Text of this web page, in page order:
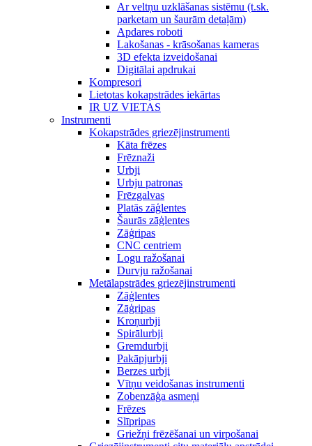
Ar veltņu uzklāšanas sistēmu (t.sk.
parketam un šaurām detaļām)
Apdares roboti
Lakošanas - krāsošanas kameras
3D efekta izveidošanai
Digitālai apdrukai
Kompresori
Lietotas kokapstrādes iekārtas
IR UZ VIETAS
Instrumenti
Kokapstrādes griezējinstrumenti
Kāta frēzes
Frēznaži
Urbji
Urbju patronas
Frēzgalvas
Platās zāģlentes
Šaurās zāģlentes
Zāģripas
CNC centriem
Logu ražošanai
Durvju ražošanai
Metālapstrādes griezējinstrumenti
Zāģlentes
Zāģripas
Kroņurbji
Spirālurbji
Gremdurbji
Pakāpjurbji
Berzes urbji
Vītņu veidošanas instrumenti
Zobenzāģa asmeņi
Frēzes
Slīpripas
Griežņi frēzēšanai un virpošanai